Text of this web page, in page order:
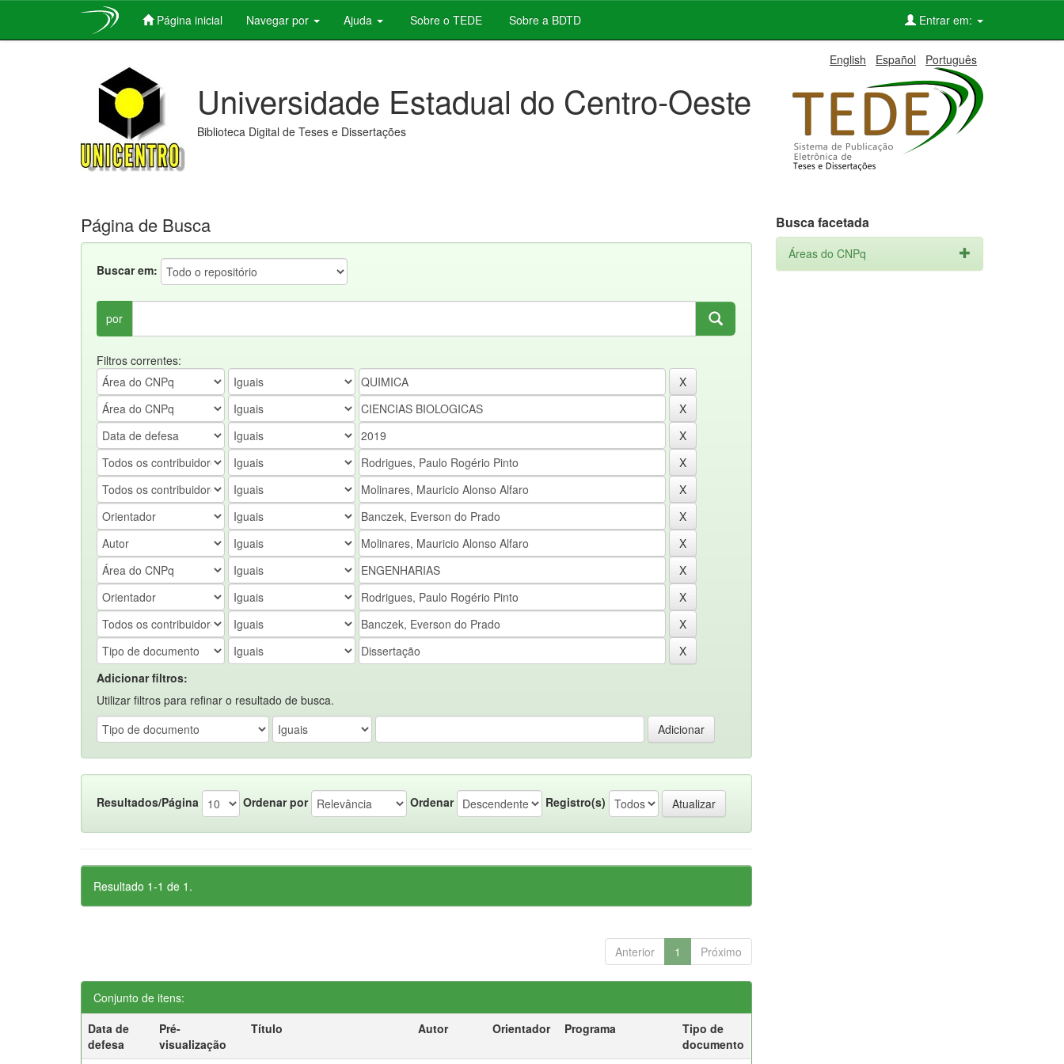
Página inicial Navegar por Ajuda Sobre o TEDE Sobre a BDTD Entrar em:
English Español Português
Universidade Estadual do Centro-Oeste
Biblioteca Digital de Teses e Dissertações
Página de Busca
Buscar em:
por
Filtros correntes:
Adicionar filtros:
Utilizar filtros para refinar o resultado de busca.
Resultados/Página Ordenar por Ordenar Registro(s)
Resultado 1-1 de 1.
Anterior 1 Próximo
Conjunto de itens:
Data de
defesa
Pré-
visualização
Título Autor Orientador Programa
Tipo de
documento
Busca facetada
Áreas do CNPq